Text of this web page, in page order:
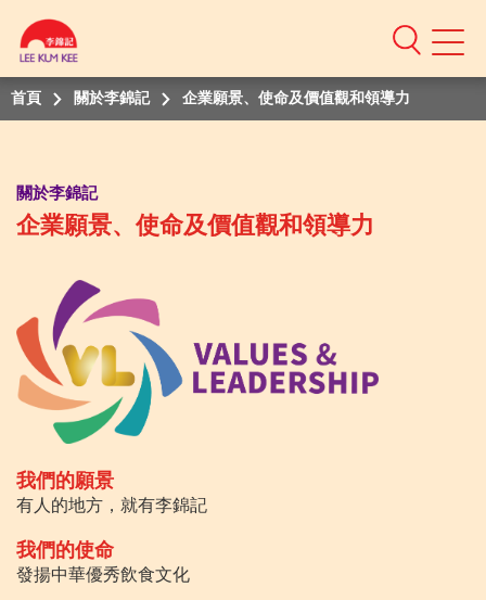
Mobile
首頁 關於李錦記 企業願景、使命及價值觀和領導力
關於李錦記
企業願景、使命及價值觀和領導力
我們的願景
有人的地方，就有李錦記
我們的使命
發揚中華優秀飲食文化